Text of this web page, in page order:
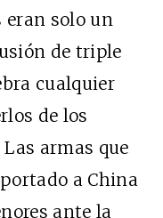
eran solo un
de triple
cualquier
de los
armas que
a China
ante la